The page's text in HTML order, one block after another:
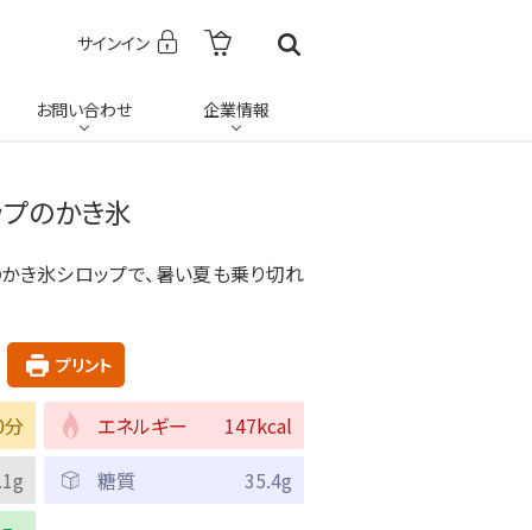
サインイン
お問い合わせ 企業情報
のかき氷
き氷シロップで、暑い夏も乗り切れ
プリント
分 エネルギー
147kcal
糖質
35.4g